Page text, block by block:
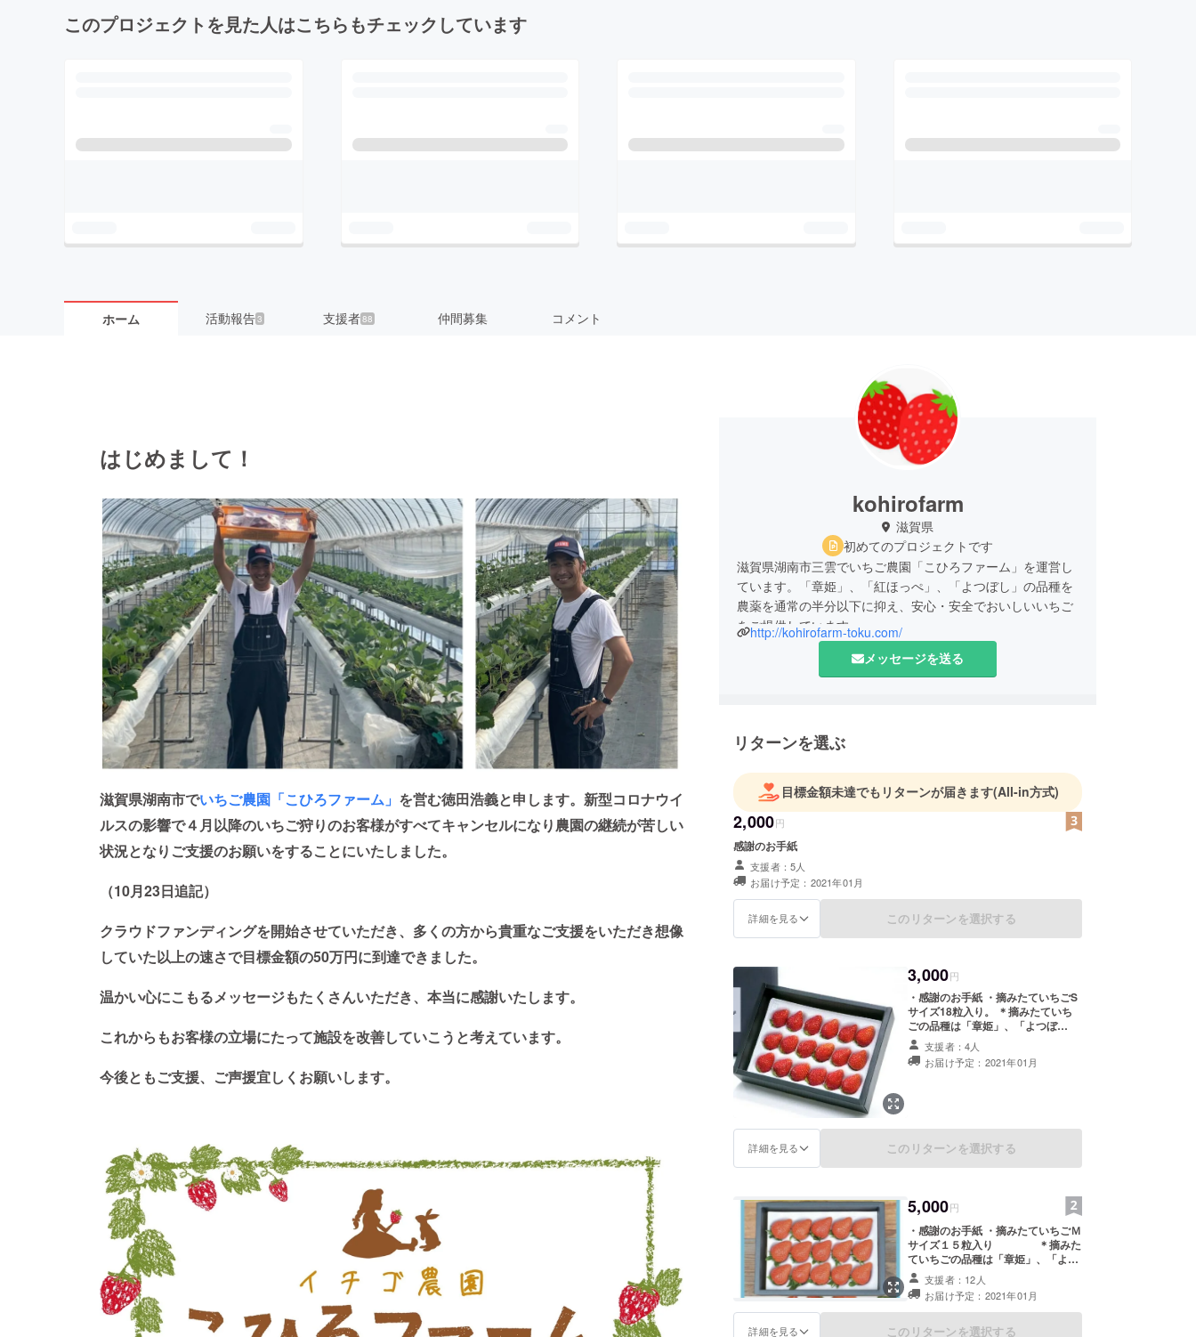
このプロジェクトを見た人はこちらもチェックしています
ホーム 活動報告3 支援者88 仲間募集 コメント
はじめまして！
滋賀県湖南市でいちご農園「こひろファーム」 を営む徳田浩義と申します。新型コロナウイ
ルスの影響で４月以降のいちご狩りのお客様がすべてキャンセルになり農園の継続が苦しい
状況となりご支援のお願いをすることにいたしました。
（10月23日追記）
クラウドファンディングを開始させていただき、多くの方から貴重なご支援をいただき想像
していた以上の速さで目標金額の50万円に到達できました。
温かい心にこもるメッセージもたくさんいただき、本当に感謝いたします。
これからもお客様の立場にたって施設を改善していこうと考えています。
今後ともご支援、ご声援宜しくお願いします。
kohirofarm
滋賀県
初めてのプロジェクトです
滋賀県湖南市三雲でいちご農園「こひろファーム」を運営し
ています。「章姫」、「紅ほっぺ」、「よつぼし」の品種を
農薬を通常の半分以下に抑え、安心・安全でおいしいいちご
をご提供しています。
http://kohirofarm-toku.com/
メッセージを送る
リターンを選ぶ
目標金額未達でもリターンが届きます(All-in方式)
2,000円
感謝のお手紙
支援者：5人
お届け予定：2021年01月
詳細を見る このリターンを選択する
3,000円
・感謝のお手紙 ・摘みたていちごS
サイズ18粒入り。 ＊摘みたていち
ごの品種は「章姫」、「よつぼ
し」、「紅ほっぺ」から選べます。
支援時の備考欄にご記入下さい。ご
記入のない場合は当方にお任せ下さ
支援者：4人
お届け予定：2021年01月
詳細を見る このリターンを選択する
5,000円
・感謝のお手紙 ・摘みたていちごＭ
サイズ１５粒入り ＊摘みた
ていちごの品種は「章姫」、「よつ
ぼし」、「紅ほっぺ」から選べま
す。支援時の備考欄にご記入下さ
い。ご記入のない場合は当方にお任
せ下さい。 ＊摘みたていちごは１月
より発送いたします。尚、生育状況
支援者：12人
お届け予定：2021年01月
詳細を見る このリターンを選択する